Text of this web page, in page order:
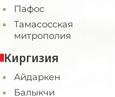
Пафос
Тамасосская
митрополия
Киргизия
Айдаркен
Балыкчи